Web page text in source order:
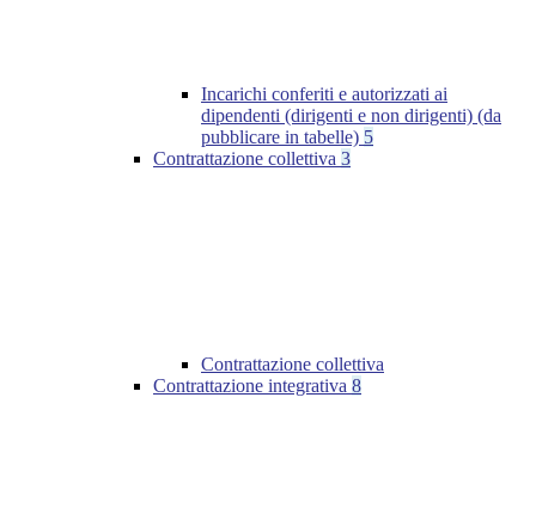
Incarichi conferiti e autorizzati ai
dipendenti (dirigenti e non dirigenti) (da
pubblicare in tabelle) 5
Contrattazione collettiva 3
Contrattazione collettiva
Contrattazione integrativa 8